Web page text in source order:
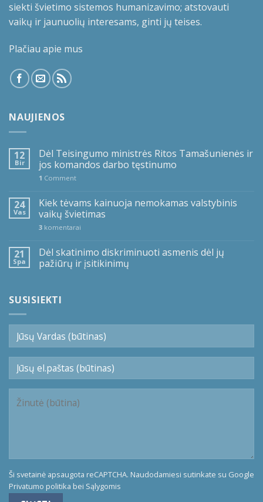
siekti švietimo sistemos humanizavimo; atstovauti
vaikų ir jaunuolių interesams, ginti jų teises.
Plačiau apie mus
NAUJIENOS
12
Bir
Dėl Teisingumo ministrės Ritos Tamašunienės ir
jos komandos darbo tęstinumo
1 Comment
24
Vas
Kiek tėvams kainuoja nemokamas valstybinis
vaikų švietimas
3 komentarai
21
Spa
Dėl skatinimo diskriminuoti asmenis dėl jų
pažiūrų ir įsitikinimų
SUSISIEKTI
Ši svetainė apsaugota reCAPTCHA. Naudodamiesi sutinkate su Google
Privatumo politika bei Sąlygomis